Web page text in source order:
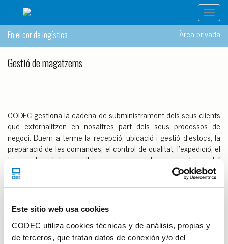
Este sitio web usa cookies
CODEC utiliza cookies técnicas y de análisis, propias y
de terceros, que tratan datos de conexión y/o del
En el cor de logística Àrea privada
Gestió de magatzems
CODEC gestiona la cadena de subministrament dels seus clients
que externalitzen en nosaltres part dels seus processos de
negoci. Duem a terme la recepció, ubicació i gestió d'estocs, la
preparació de les comandes, el control de qualitat, l'expedició, el
transport, i tots aquells processos auxiliars com la gestió
administrativa o la neteja de les instal·lacions.
Podem realitzar diferents tipus de packaging com retractilats,
l'alimentació, cosmètica, tèxtil, elèctric, i arts gràfiques entre
d'altres.
Descarrega't el nostrecatàleg de serveis.